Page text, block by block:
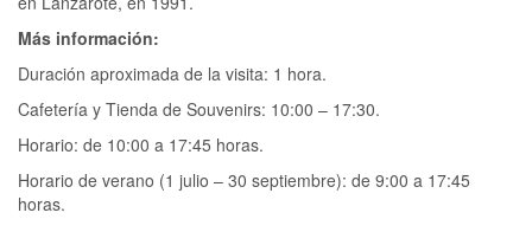
Más información:
Duración aproximada de la visita: 1 hora.
Cafetería y Tienda de Souvenirs: 10:00 – 17:30.
Horario: de 10:00 a 17:45 horas.
Horario de verano (1 julio – 30 septiembre): de 9:00 a 17:45
horas.